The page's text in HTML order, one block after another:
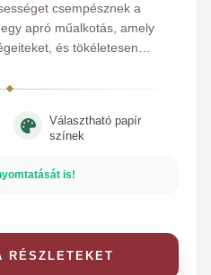
csempésznek a
apró műalkotás, amely
és tökéletesen
Választható papír
színek
is!
RÉSZLETEKET